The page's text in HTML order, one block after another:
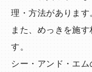
理・方法があります
また、めっきを施
す。
シー・アンド・エ